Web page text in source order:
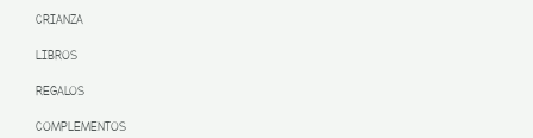
CRIANZA
LIBROS
REGALOS
COMPLEMENTOS